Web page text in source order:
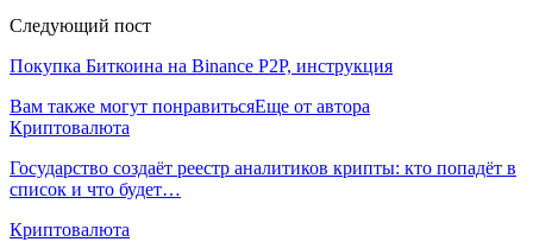
Следующий пост
Покупка Биткоина на Binance P2P, инструкция
Вам также могут понравитьсяЕще от автора
Криптовалюта
Государство создаёт реестр аналитиков крипты: кто попадёт в
список и что будет…
Криптовалюта